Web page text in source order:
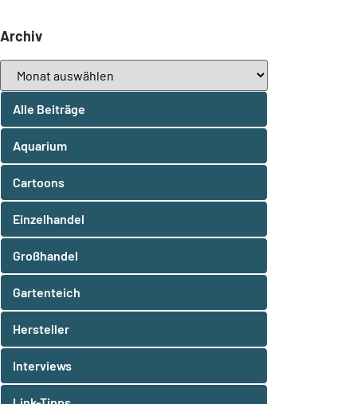
Archiv
Alle Beiträge
Aquarium
Cartoons
Einzelhandel
Großhandel
Gartenteich
Hersteller
Interviews